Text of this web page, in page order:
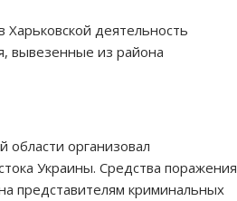
деятельность
вывезенные из района
области организовал
Украины. Средства поражения
представителям криминальных